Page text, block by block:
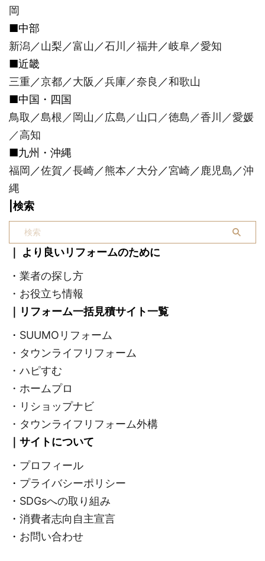
岡
■中部
新潟／山梨／富山 ／石川 ／福井／岐阜／愛知
■近畿
三重／京都／大阪 ／兵庫／奈良 ／和歌山
■中国・四国
鳥取 ／島根／ 岡山 ／広島 ／山口 ／徳島 ／香川 ／愛媛
／高知
■九州・沖縄
福岡 ／佐賀／長崎／熊本／大分／宮崎／ 鹿児島 ／沖
縄
|検索
｜ より良いリフォームのために
・ 業者の探し方
・ お役立ち情報
｜リフォーム一括見積サイト一覧
・ SUUMOリフォーム
・タウンライフリフォーム
・ハピすむ
・ホームプロ
・リショップナビ
・タウンライフリフォーム外構
｜サイトについて
・ プロフィール
・ プライバシーポリシー
・ SDGsへの取り組み
・ 消費者志向自主宣言
・ お問い合わせ